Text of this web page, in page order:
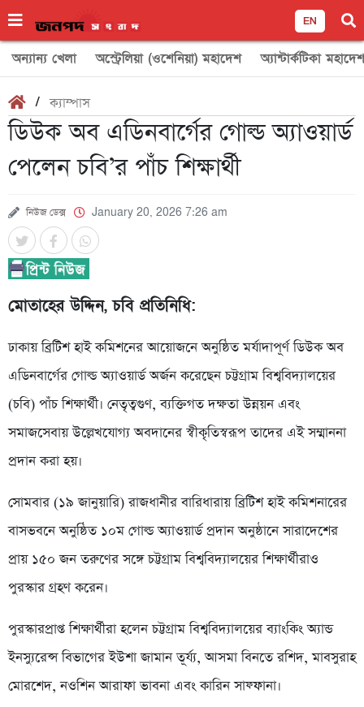
EN
অন্যান্য খেলা অস্ট্রেলিয়া (ওশেনিয়া) মহাদেশ অ্যান্টার্কটিকা মহাদেশ
/ক্যাম্পাস
ডিউক অব এডিনবার্গের গোল্ড অ্যাওয়ার্ড
পেলেন চবি’র পাঁচ শিক্ষার্থী
নিউজ ডেক্স January 20, 2026 7:26 am
মোতাহের উদ্দিন, চবি প্রতিনিধি:
ঢাকায় ব্রিটিশ হাই কমিশনের আয়োজনে অনুষ্ঠিত মর্যাদাপূর্ণ ডিউক অব
এডিনবার্গের গোল্ড অ্যাওয়ার্ড অর্জন করেছেন চট্টগ্রাম বিশ্ববিদ্যালয়ের
(চবি) পাঁচ শিক্ষার্থী। নেতৃত্বগুণ, ব্যক্তিগত দক্ষতা উন্নয়ন এবং
সমাজসেবায় উল্লেখযোগ্য অবদানের স্বীকৃতিস্বরূপ তাদের এই সম্মাননা
প্রদান করা হয়।
সোমবার (১৯ জানুয়ারি) রাজধানীর বারিধারায় ব্রিটিশ হাই কমিশনারের
বাসভবনে অনুষ্ঠিত ১০ম গোল্ড অ্যাওয়ার্ড প্রদান অনুষ্ঠানে সারাদেশের
প্রায় ১৫০ জন তরুণের সঙ্গে চট্টগ্রাম বিশ্ববিদ্যালয়ের শিক্ষার্থীরাও
পুরস্কার গ্রহণ করেন।
পুরস্কারপ্রাপ্ত শিক্ষার্থীরা হলেন চট্টগ্রাম বিশ্ববিদ্যালয়ের ব্যাংকিং অ্যান্ড
ইনস্যুরেন্স বিভাগের ইউশা জামান তূর্য্য, আসমা বিনতে রশিদ, মাবসুরাহ
মোরশেদ, নওশিন আরাফা ভাবনা এবং কারিন সাফ্ফানা।